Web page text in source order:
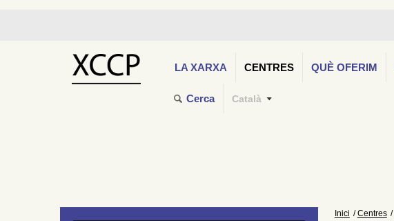
LA XARXA CENTRES QUÈ OFERIM
Cerca Català
Inici Centres